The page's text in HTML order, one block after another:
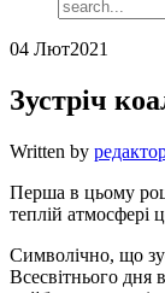
04 Лют2021
Зустріч
Written by
Перша в цьому
теплій атмосфері
Символічно, що
Всесвітнього дня